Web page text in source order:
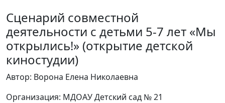
Сценарий совместной
деятельности с детьми 5-7 лет «Мы
открылись!» (открытие детской
киностудии)
Автор: Ворона Елена Николаевна
Организация: МДОАУ Детский сад № 21